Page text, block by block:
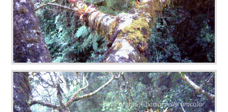
Pava negra -Chamaepetes unicolor